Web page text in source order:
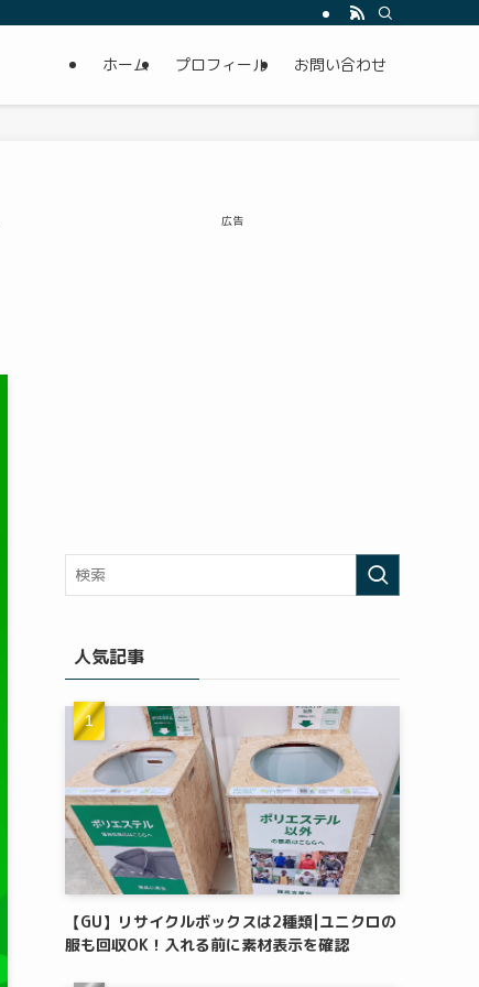
ホーム プロフィール お問い合わせ
広告
人気記事
【GU】リサイクルボックスは2種類|ユニクロの
服も回収OK！入れる前に素材表示を確認